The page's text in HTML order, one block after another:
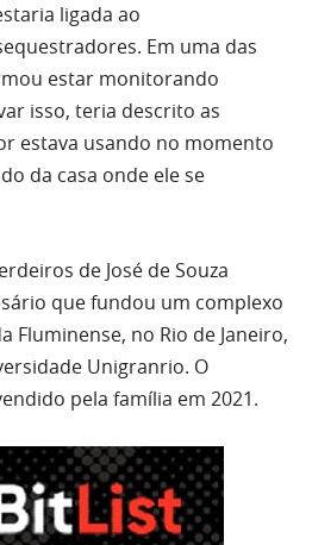
ligada ao
Em uma das
estar monitorando
isso, teria descrito as
estava usando no momento
da casa onde ele se
de José de Souza
que fundou um complexo
Fluminense, no Rio de Janeiro,
Unigranrio. O
pela família em 2021.